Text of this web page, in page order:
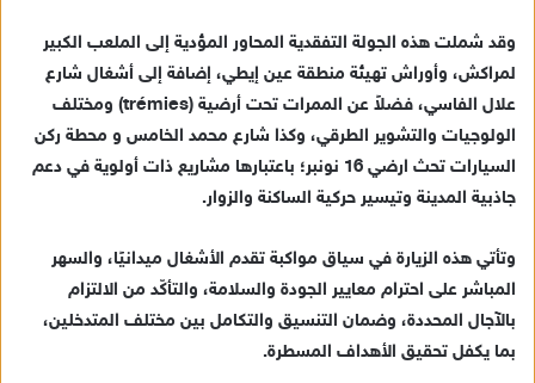
ا
إ
ل
ك
ت
‏‎وقد شملت هذه الجولة التفقدية المحاور المؤدية إلى الملعب الكبير
لمراكش، وأوراش تهيئة منطقة عين إيطي، إضافة إلى أشغال شارع
علال الفاسي، فضلاً عن الممرات تحت أرضية (trémies) ومختلف
الولوجيات والتشوير الطرقي، وكذا شارع محمد الخامس و محطة ركن
السيارات تحث ارضي 16 نونبر؛ باعتبارها مشاريع ذات أولوية في دعم
جاذبية المدينة وتيسير حركية الساكنة والزوار.
‏‎وتأتي هذه الزيارة في سياق مواكبة تقدم الأشغال ميدانيًا، والسهر
المباشر على احترام معايير الجودة والسلامة، والتأكّد من الالتزام
بالآجال المحددة، وضمان التنسيق والتكامل بين مختلف المتدخلين،
بما يكفل تحقيق الأهداف المسطرة.